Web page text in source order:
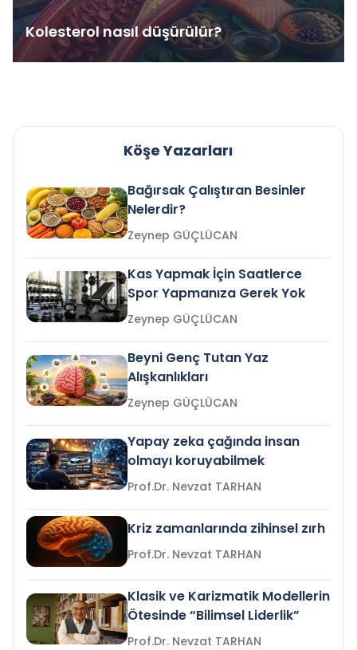
Kolesterol nasıl düşürülür?
Köşe Yazarları
Bağırsak Çalıştıran Besinler
Nelerdir?
Zeynep GÜÇLÜCAN
Kas Yapmak İçin Saatlerce
Spor Yapmanıza Gerek Yok
Zeynep GÜÇLÜCAN
Beyni Genç Tutan Yaz
Alışkanlıkları
Zeynep GÜÇLÜCAN
Yapay zeka çağında insan
olmayı koruyabilmek
Prof.Dr. Nevzat TARHAN
Kriz zamanlarında zihinsel zırh
Prof.Dr. Nevzat TARHAN
Klasik ve Karizmatik Modellerin
Ötesinde “Bilimsel Liderlik”
Prof.Dr. Nevzat TARHAN